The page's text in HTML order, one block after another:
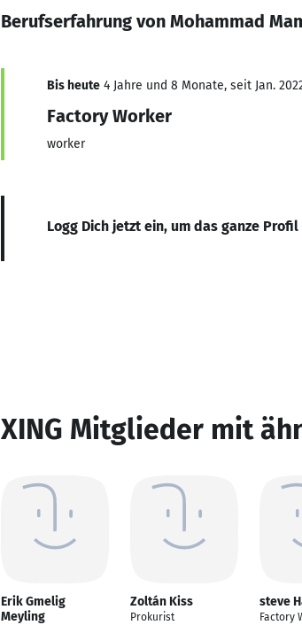
Berufserfahrung von Mohammad
Bis heute 4 Jahre und 8 Monate, seit Jan.
Factory Worker
worker
Logg Dich jetzt ein, um das ganze Profil
XING Mitglieder mit
Erik Gmelig
Meyling
Zoltán Kiss
Prokurist
steve
Factory